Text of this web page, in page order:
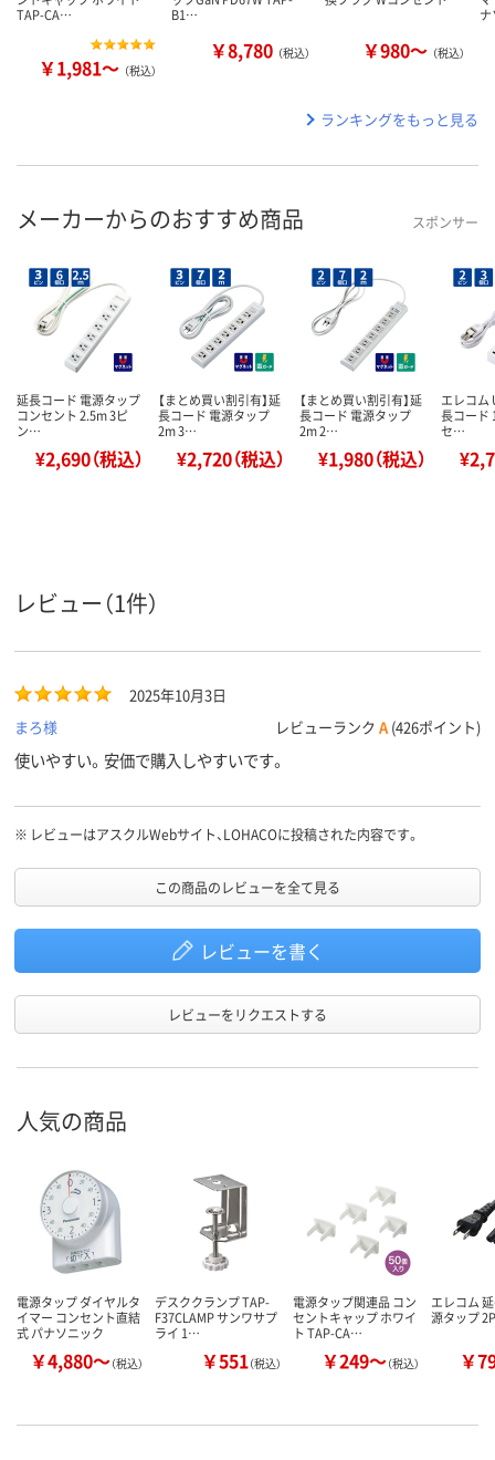
TAP-CA…
￥1,981～ （税込）
B1…
￥8,780 （税込） ￥980～ （税込）
ランキングをもっと見る
メーカーからのおすすめ商品 スポンサー
延長コード 電源タップ
コンセント 2.5m 3ピ
ン…
¥2,690（税込）
【まとめ買い割引有】延
長コード 電源タップ
2m 3…
¥2,720（税込）
【まとめ買い割引有】延
長コード 電源タップ
2m 2…
¥1,980（税込）
エレコム
長コード
セ…
レビュー（1件）
2025年10月3日
まろ様
レビューランク A (426ポイント)
使いやすい。安価で購入しやすいです。
※ レビューはアスクルWebサイト、LOHACOに投稿された内容です。
この商品のレビューを全て見る
レビューを書く
レビューをリクエストする
人気の商品
電源タップ ダイヤルタ
イマー コンセント直結
式 パナソニック
￥4,880～（税込）
デスククランプ TAP-
F37CLAMP サンワサプ
ライ 1…
￥551（税込）
電源タップ関連品 コン
セントキャップ ホワイ
ト TAP-CA…
￥249～（税込）
エレコム
源タップ
￥